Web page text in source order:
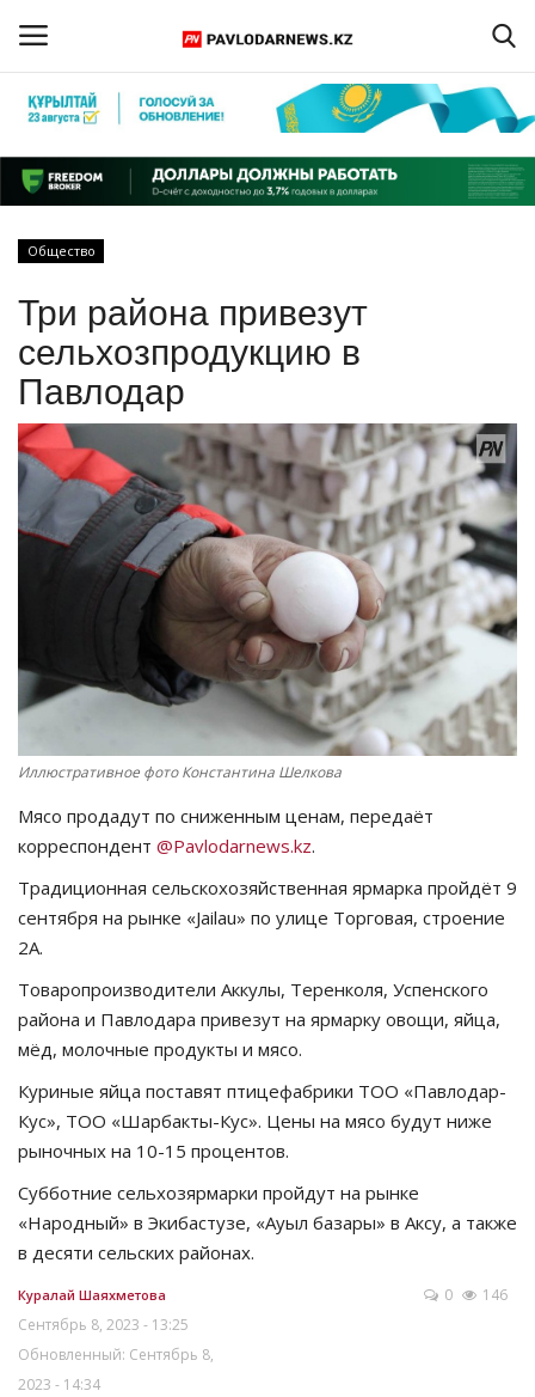
Регистрация
Главная
ПАВЛОДАРСКАЯ ОБЛАСТЬ
КАЗАХСТАН
МИР
СПЕЦПРОЕКТЫ
РАЗВЛЕЧЕНИЯ
OFFICIAL
Курултай
Язык
Қазақша Русский
Общество
Три района привезут
сельхозпродукцию в
Павлодар
Иллюстративное фото Константина Шелкова
Мясо продадут по сниженным ценам, передаёт
корреспондент @Pavlodarnews.kz.
Традиционная сельскохозяйственная ярмарка пройдёт 9
сентября на рынке «Jailau» по улице Торговая, строение
2А.
Товаропроизводители Аккулы, Теренколя, Успенского
района и Павлодара привезут на ярмарку овощи, яйца,
мёд, молочные продукты и мясо.
Куриные яйца поставят птицефабрики ТОО «Павлодар-
Кус», ТОО «Шарбакты-Кус». Цены на мясо будут ниже
рыночных на 10-15 процентов.
Субботние сельхозярмарки пройдут на рынке
«Народный» в Экибастузе, «Ауыл базары» в Аксу, а также
в десяти сельских районах.
Куралай Шаяхметова
Сентябрь 8, 2023 - 13:25
Обновленный: Сентябрь 8,
2023 - 14:34
0 146